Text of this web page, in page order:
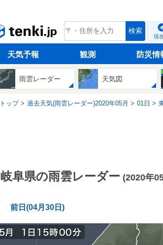
tenki.jp 検索
現
天気予報 観測 防災情
雨雲レーダー 天気図
トップ 過去天気(雨雲レーダー)2020年05月 01日
岐阜県の雨雲レーダー (2020年
前日(04月30日)